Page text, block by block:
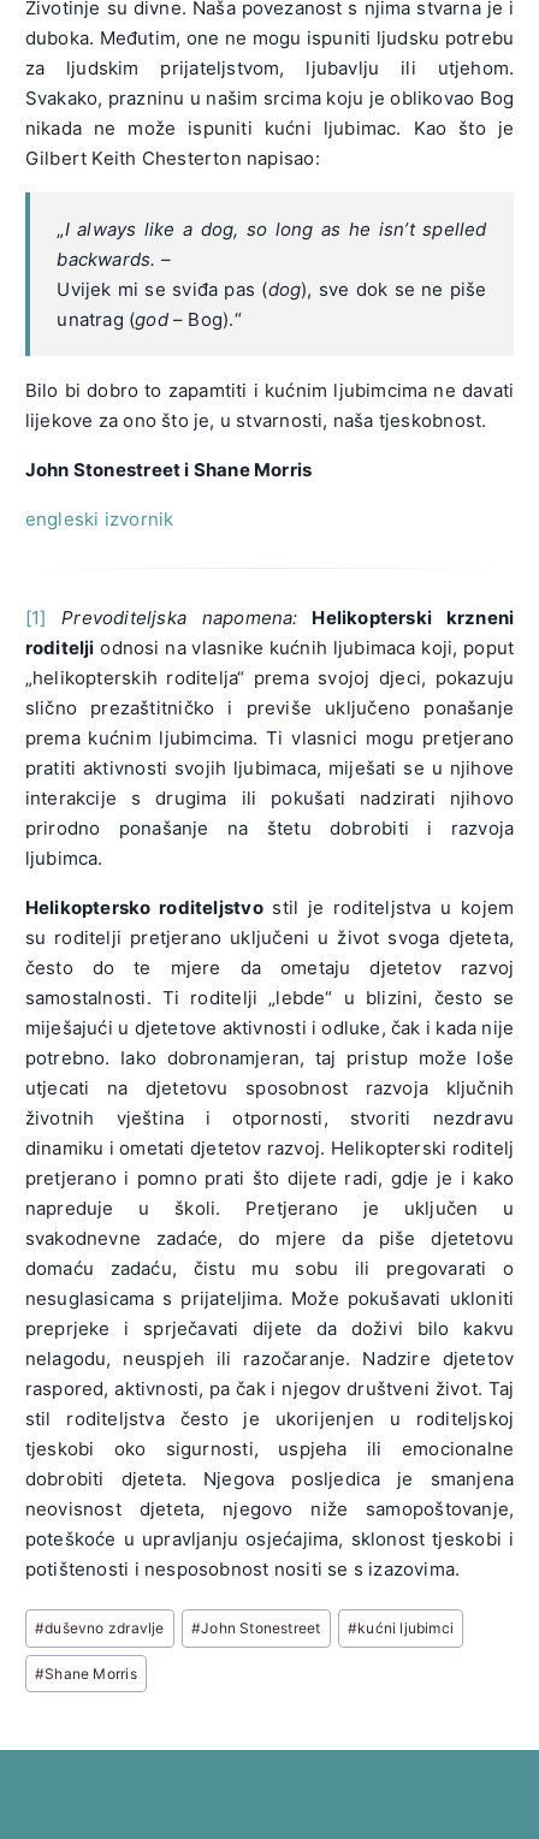
Životinje su divne. Naša povezanost s njima stvarna je i
duboka. Međutim, one ne mogu ispuniti ljudsku potrebu
za ljudskim prijateljstvom, ljubavlju ili utjehom.
Svakako, prazninu u našim srcima koju je oblikovao Bog
nikada ne može ispuniti kućni ljubimac. Kao što je
Gilbert Keith Chesterton napisao:
„I always like a dog, so long as he isn’t spelled
backwards. –
Uvijek mi se sviđa pas (dog), sve dok se ne piše
unatrag (god– Bog).“
Bilo bi dobro to zapamtiti i kućnim ljubimcima ne davati
lijekove za ono što je, u stvarnosti, naša tjeskobnost.
John Stonestreet i Shane Morris
engleski izvornik
[1] Prevoditeljska napomena: Helikopterski krzneni
roditelji odnosi na vlasnike kućnih ljubimaca koji, poput
„helikopterskih roditelja“ prema svojoj djeci, pokazuju
slično prezaštitničko i previše uključeno ponašanje
prema kućnim ljubimcima. Ti vlasnici mogu pretjerano
pratiti aktivnosti svojih ljubimaca, miješati se u njihove
interakcije s drugima ili pokušati nadzirati njihovo
prirodno ponašanje na štetu dobrobiti i razvoja
ljubimca.
Helikoptersko roditeljstvostil je roditeljstva u kojem
su roditelji pretjerano uključeni u život svoga djeteta,
često do te mjere da ometaju djetetov razvoj
samostalnosti. Ti roditelji „lebde“ u blizini, često se
miješajući u djetetove aktivnosti i odluke, čak i kada nije
potrebno. Iako dobronamjeran, taj pristup može loše
utjecati na djetetovu sposobnost razvoja ključnih
životnih vještina i otpornosti, stvoriti nezdravu
dinamiku i ometati djetetov razvoj. Helikopterski roditelj
pretjerano i pomno prati što dijete radi, gdje je i kako
napreduje u školi. Pretjerano je uključen u
svakodnevne zadaće, do mjere da piše djetetovu
domaću zadaću, čistu mu sobu ili pregovarati o
nesuglasicama s prijateljima. Može pokušavati ukloniti
preprjeke i sprječavati dijete da doživi bilo kakvu
nelagodu, neuspjeh ili razočaranje. Nadzire djetetov
raspored, aktivnosti, pa čak i njegov društveni život. Taj
stil roditeljstva često je ukorijenjen u roditeljskoj
tjeskobi oko sigurnosti, uspjeha ili emocionalne
dobrobiti djeteta. Njegova posljedica je smanjena
neovisnost djeteta, njegovo niže samopoštovanje,
poteškoće u upravljanju osjećajima, sklonost tjeskobi i
potištenosti i nesposobnost nositi se s izazovima.
Post
Tags:
#duševno zdravlje #John Stonestreet #kućni ljubimci
#Shane Morris